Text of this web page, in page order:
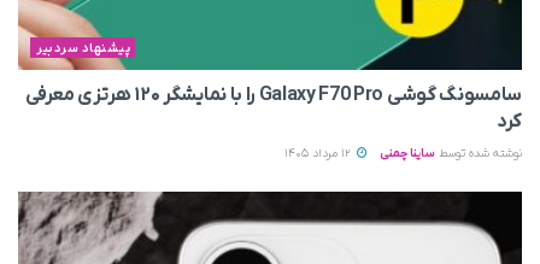
پیشنهاد سردبیر
سامسونگ گوشی Galaxy F70 Pro را با نمایشگر ۱۲۰ هرتزی معرفی
کرد
نوشته شده توسط ساینا چمنی